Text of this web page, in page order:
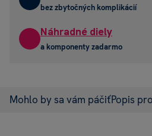
bez zbytočných komplikácií
Náhradné diely
a komponenty zadarmo
Mohlo by sa vám páčiťPopis